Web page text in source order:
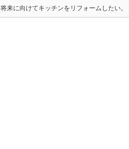
将来に向けてキッチンをリフォームしたい。